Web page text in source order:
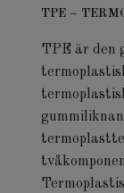
TPE –
TPE är den